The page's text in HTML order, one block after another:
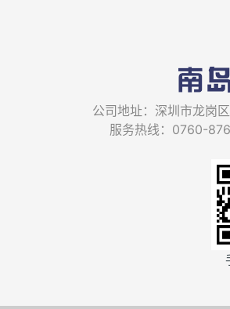
公司地址：深圳市龙岗
服务热线：0760-